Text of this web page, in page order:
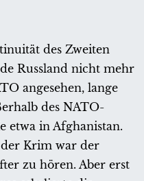
des Zweiten
Russland nicht mehr
angesehen, lange
des NATO-
etwa in Afghanistan.
Krim war der
zu hören. Aber erst